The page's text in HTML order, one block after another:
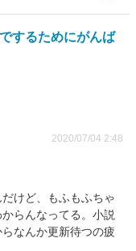
するためにがんば
2020/07/04 2:48
けど、もふもふちゃ
らんなってる。小説
なんか更新待つの疲